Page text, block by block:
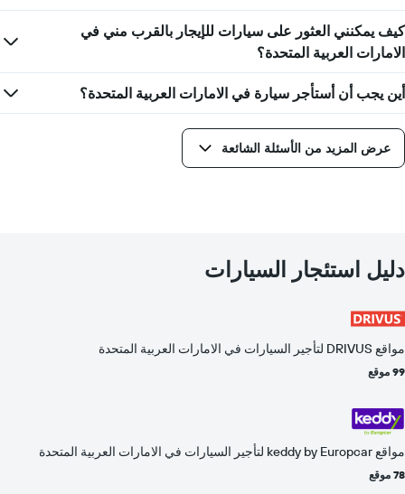
كيف يمكنني العثور على سيارات للإيجار بالقرب مني في
الامارات العربية المتحدة؟
أين يجب أن أستأجر سيارة في الامارات العربية المتحدة؟
عرض المزيد من الأسئلة الشائعة
دليل استئجار السيارات
مواقع DRIVUS لتأجير السيارات في الامارات العربية المتحدة
99 موقع
مواقع keddy by Europcar لتأجير السيارات في الامارات العربية المتحدة
78 موقع